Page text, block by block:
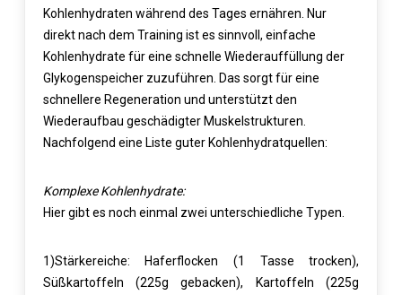
Kohlenhydraten während des Tages ernähren. Nur
direkt nach dem Training ist es sinnvoll, einfache
Kohlenhydrate für eine schnelle Wiederauffüllung der
Glykogenspeicher zuzuführen. Das sorgt für eine
schnellere Regeneration und unterstützt den
Wiederaufbau geschädigter Muskelstrukturen.
Nachfolgend eine Liste guter Kohlenhydratquellen:
Komplexe Kohlenhydrate:
Hier gibt es noch einmal zwei unterschiedliche Typen.
1)Stärkereiche: Haferflocken (1 Tasse trocken),
Süßkartoffeln (225g gebacken), Kartoffeln (225g